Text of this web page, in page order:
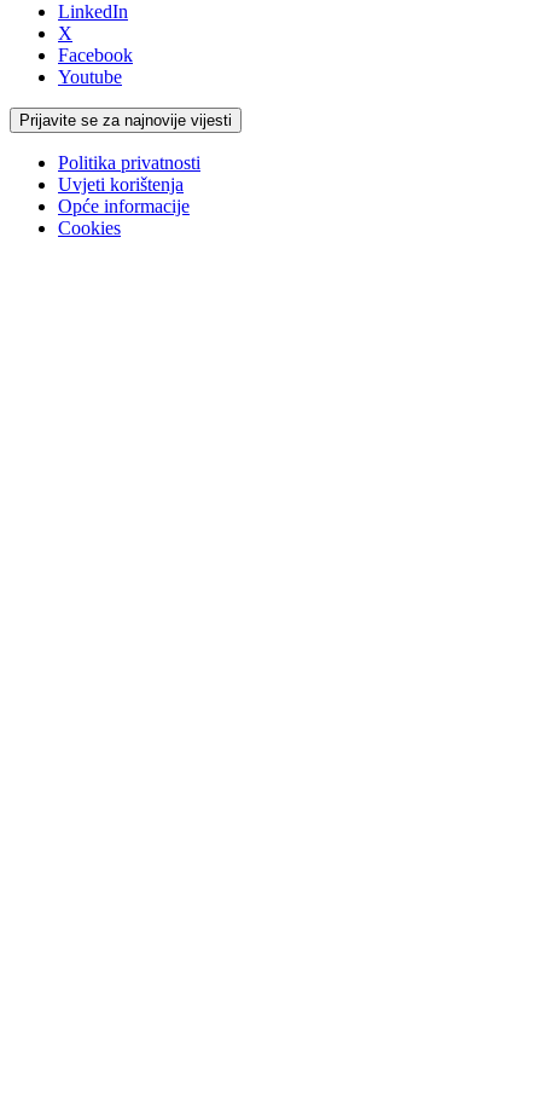
LinkedIn
X
Facebook
Youtube
Prijavite se za najnovije vijesti
Politika privatnosti
Uvjeti korištenja
Opće informacije
Cookies